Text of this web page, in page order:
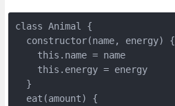
class Animal {
  constructor(name, energy) {
    this.name = name
    this.energy = energy
  }
  eat(amount) {